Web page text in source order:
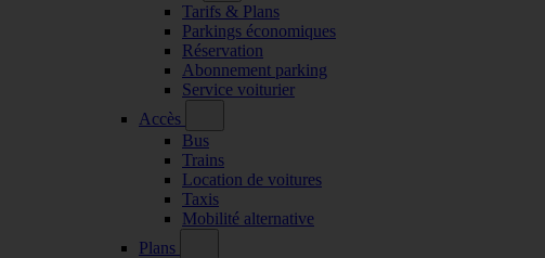
Tarifs & Plans
Parkings économiques
Réservation
Abonnement parking
Service voiturier
Accès
Bus
Trains
Location de voitures
Taxis
Mobilité alternative
Plans